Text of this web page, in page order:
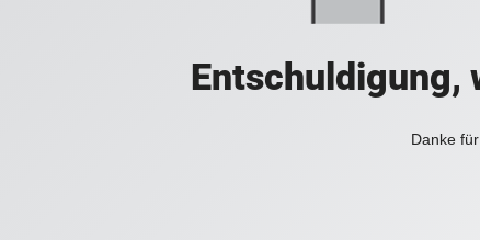
Entschuldigung,
Danke